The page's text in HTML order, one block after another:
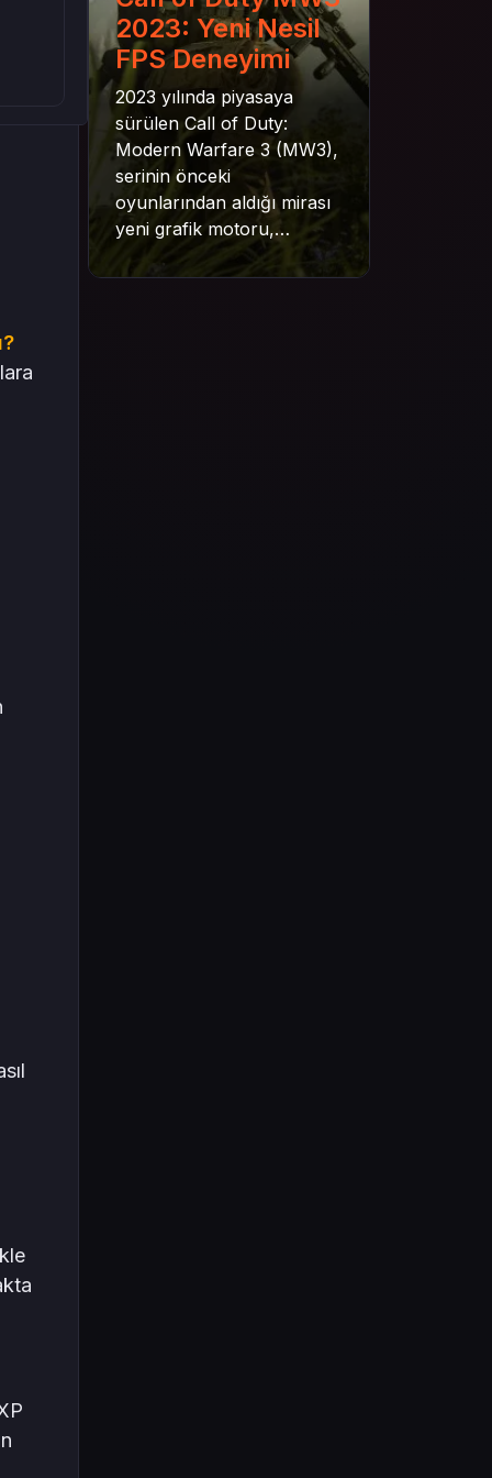
2023: Yeni Nesil
FPS Deneyimi
2023 yılında piyasaya
sürülen Call of Duty:
Modern Warfare 3 (MW3),
serinin önceki
oyunlarından aldığı mirası
yeni grafik motoru,
mekanik gelişimler ve daha
derin senaryo yapısıyla